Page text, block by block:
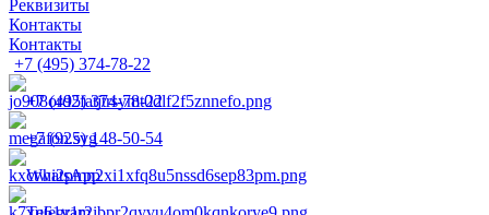
Реквизиты
Контакты
Контакты
+7 (495) 374-78-22
+7 (495) 374-78-22
+7 (925) 148-50-54
WhatsApp